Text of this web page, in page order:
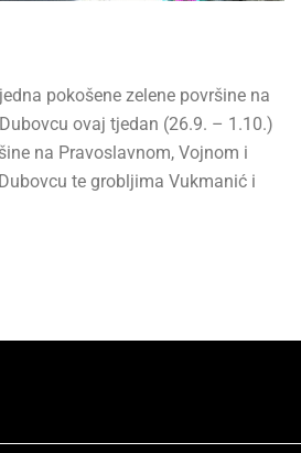
pokošene zelene površine na
ovaj tjedan (26.9. – 1.10.)
na Pravoslavnom, Vojnom i
te grobljima Vukmanić i